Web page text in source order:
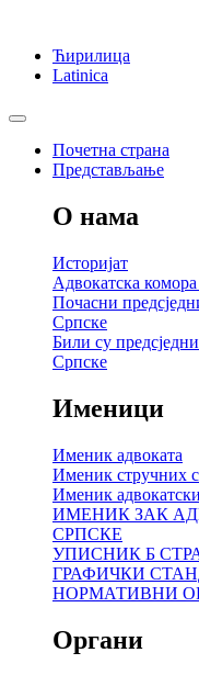
Ћирилица
Latinica
Почетна страна
Представљање
О нама
Историјат
Адвокатска
Почасни
Српске
Били су
Српске
Именици
Именик адвоката
Именик стручних
Именик
ИМЕНИК ЗАК
СРПСКЕ
УПИСНИК Б
ГРАФИЧКИ
НОРМАТИВНИ
Органи